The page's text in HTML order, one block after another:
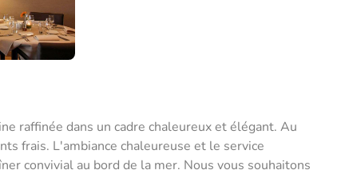
raffinée dans un cadre chaleureux et élégant. Au
frais. L'ambiance chaleureuse et le service
convivial au bord de la mer. Nous vous souhaitons